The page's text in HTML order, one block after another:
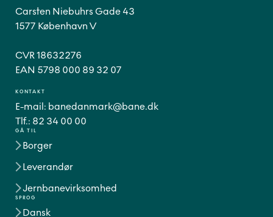
GÅ TIL
Borger
Leverandør
Jernbanevirksomhed
SPROG
Dansk
Carsten Niebuhrs Gade 43
1577 København V
CVR 18632276
EAN 5798 000 89 32 07
KONTAKT
E-mail: banedanmark@bane.dk
Tlf.: 82 34 00 00